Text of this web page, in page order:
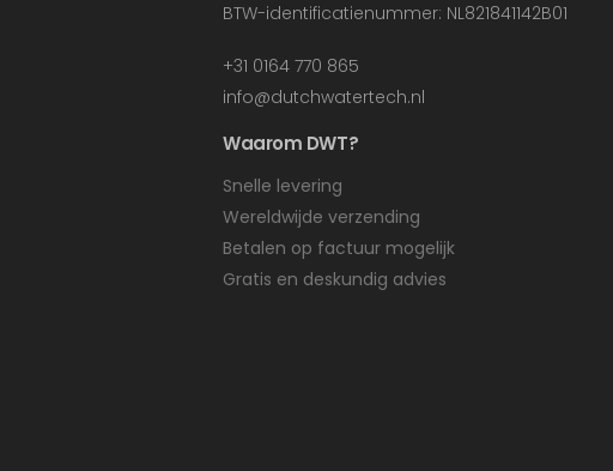
BTW-identificatienummer: NL821841142B01
+31 0164 770 865
info@dutchwatertech.nl
Waarom DWT?
Snelle levering
Wereldwijde verzending
Betalen op factuur mogelijk
Gratis en deskundig advies